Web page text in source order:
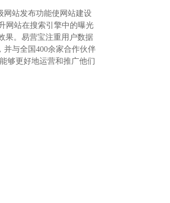
网站发布功能使网站建设
网站在搜索引擎中的曝光
果。易营宝注重用户数据
与全国400余家合作伙伴
够更好地运营和推广他们